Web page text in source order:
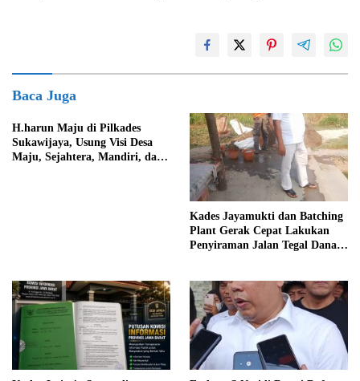
Baca Juga
H.harun Maju di Pilkades
Sukawijaya, Usung Visi Desa
Maju, Sejahtera, Mandiri, dan
Kades Jayamukti dan Batching
Plant Gerak Cepat Lakukan
Penyiraman Jalan Tegal Danas